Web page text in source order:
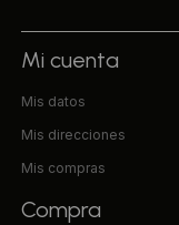
Mi cuenta
Mis datos
Mis direcciones
Mis compras
Compra